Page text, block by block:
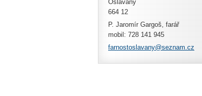
Oslavany
664 12
P. Jaromír Gargoš, farář
mobil: 728 141 945
farnostoslavany@seznam.cz